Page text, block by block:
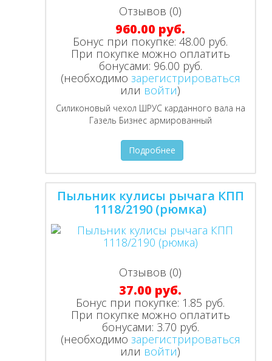
Отзывов (0)
960.00 руб.
Бонус при покупке:48.00 руб.
При покупке можно оплатить
бонусами: 96.00 руб.
(необходимо зарегистрироваться
или войти)
Силиконовый чехол ШРУС карданного вала на
Газель Бизнес армированный
Подробнее
Пыльник кулисы рычага КПП
1118/2190 (рюмка)
Отзывов (0)
37.00 руб.
Бонус при покупке: 1.85 руб.
При покупке можно оплатить
бонусами: 3.70 руб.
(необходимо зарегистрироваться
или войти)